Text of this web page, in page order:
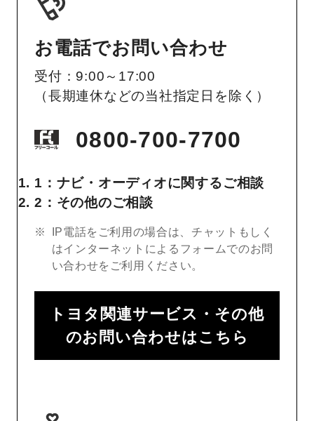
お電話でお問い合わせ
受付：9:00～17:00
（長期連休などの当社指定日を除く）
0800-700-7700
1：ナビ・オーディオに関するご相談
2：その他のご相談
IP電話をご利用の場合は、チャットもしく
はインターネットによるフォームでのお問
い合わせをご利用ください。
トヨタ関連サービス・その他
のお問い合わせはこちら